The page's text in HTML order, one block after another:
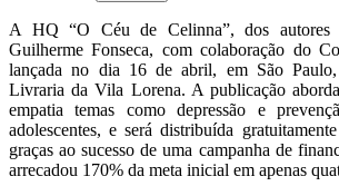
A HQ “O Céu de Celinna”, dos autores
Guilherme Fonseca, com colaboração do
lançada no dia 16 de abril, em São
Livraria da Vila Lorena. A publicação
empatia temas como depressão e
adolescentes, e será distribuída
graças ao sucesso de uma campanha de
arrecadou 170% da meta inicial em apenas